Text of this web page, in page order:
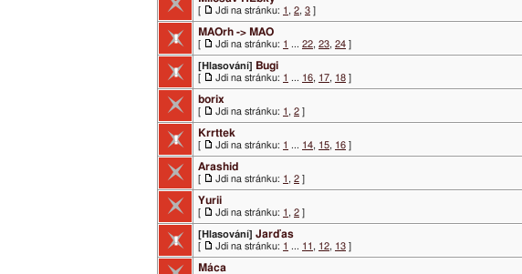
[ Jdi na stránku: 1 , 2, 3 ]
MAOrh -> MAO
[ Jdi na stránku: 1 ... 22, 23, 24 ]
[Hlasování] Bugi
[ Jdi na stránku: 1 ... 16, 17, 18 ]
borix
[ Jdi na stránku: 1 , 2 ]
Krrttek
[ Jdi na stránku: 1 ... 14, 15, 16 ]
Arashid
[ Jdi na stránku: 1 , 2 ]
Yurii
[ Jdi na stránku: 1 , 2 ]
[Hlasování] Jarďas
[ Jdi na stránku: 1 ... 11 , 12, 13 ]
Máca